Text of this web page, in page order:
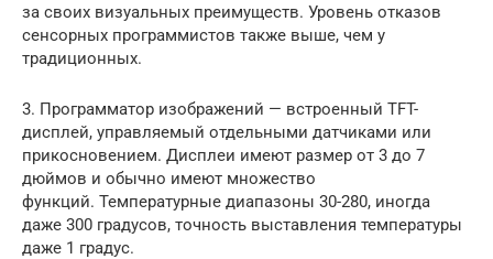
за своих визуальных преимуществ. Уровень отказов
сенсорных программистов также выше, чем у
традиционных.
3. Программатор изображений — встроенный TFT-
дисплей, управляемый отдельными датчиками или
прикосновением. Дисплеи имеют размер от 3 до 7
дюймов и обычно имеют множество
функций. Температурные диапазоны 30-280, иногда
даже 300 градусов, точность выставления температуры
даже 1 градус.